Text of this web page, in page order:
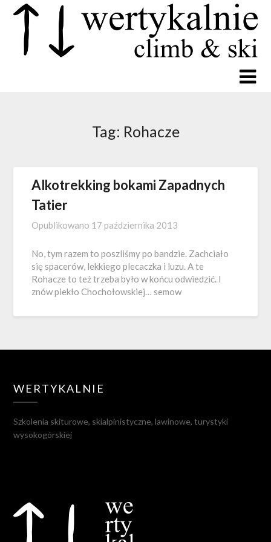
Tag: Rohacze
Alkotrekking bokami Zapadnych
Tatier
Opublikowano 17 października 2013
No, tym razem to poszliśmy po bandzie. Zachciało
się spacerów, lekkiego plecaczka i luzu. A te
Rohacze to też trzeba było w końcu odwiedzić. I
znów piekło Chochołowskiej… semow
WERTYKALNIE
Szkolenia skiturowe, skialpinistyczne, lawinowe, turystyki
wysokogórskiej